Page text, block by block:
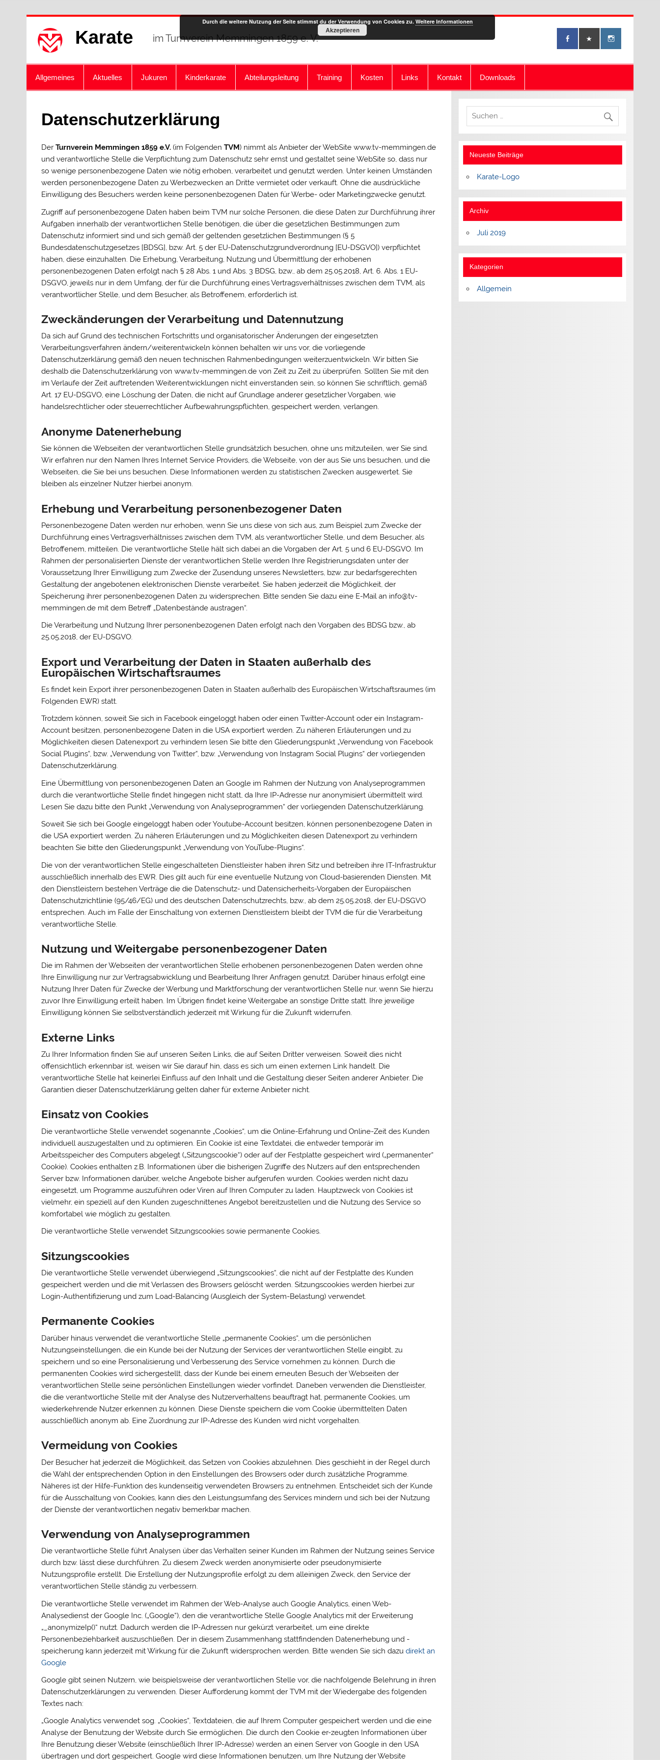
Karate im Turnverein Memmingen 1859 e. V.
Allgemeines Aktuelles Jukuren Kinderkarate Abteilungsleitung Training Kosten Links Kontakt Downloads
Datenschutzerklärung
DerTurnverein Memmingen 1859 e.V. (im FolgendenTVM) nimmt als Anbieter der WebSite www.tv-memmingen.de
und verantwortliche Stelle die Verpflichtung zum Datenschutz sehr ernst und gestaltet seine WebSite so, dass nur
so wenige personenbezogene Daten wie nötig erhoben, verarbeitet und genutzt werden. Unter keinen Umständen
werden personenbezogene Daten zu Werbezwecken an Dritte vermietet oder verkauft. Ohne die ausdrückliche
Einwilligung des Besuchers werden keine personenbezogenen Daten für Werbe- oder Marketingzwecke genutzt.
Zugriff auf personenbezogene Daten haben beim TVM nur solche Personen, die diese Daten zur Durchführung ihrer
Aufgaben innerhalb der verantwortlichen Stelle benötigen, die über die gesetzlichen Bestimmungen zum
Datenschutz informiert sind und sich gemäß der geltenden gesetzlichen Bestimmungen (§ 5
Bundesdatenschutzgesetzes [BDSG], bzw. Art. 5 der EU-Datenschutzgrundverordnung [EU-DSGVO]) verpflichtet
haben, diese einzuhalten. Die Erhebung, Verarbeitung, Nutzung und Übermittlung der erhobenen
personenbezogenen Daten erfolgt nach § 28 Abs. 1 und Abs. 3 BDSG, bzw., ab dem 25.05.2018, Art. 6. Abs. 1 EU-
DSGVO, jeweils nur in dem Umfang, der für die Durchführung eines Vertragsverhältnisses zwischen dem TVM, als
verantwortlicher Stelle, und dem Besucher, als Betroffenem, erforderlich ist.
Zweckänderungen der Verarbeitung und Datennutzung
Da sich auf Grund des technischen Fortschritts und organisatorischer Änderungen der eingesetzten
Verarbeitungsverfahren ändern/weiterentwickeln können behalten wir uns vor, die vorliegende
Datenschutzerklärung gemäß den neuen technischen Rahmenbedingungen weiterzuentwickeln. Wir bitten Sie
deshalb die Datenschutzerklärung von www.tv-memmingen.de von Zeit zu Zeit zu überprüfen. Sollten Sie mit den
im Verlaufe der Zeit auftretenden Weiterentwicklungen nicht einverstanden sein, so können Sie schriftlich, gemäß
Art. 17 EU-DSGVO, eine Löschung der Daten, die nicht auf Grundlage anderer gesetzlicher Vorgaben, wie
handelsrechtlicher oder steuerrechtlicher Aufbewahrungspflichten, gespeichert werden, verlangen.
Anonyme Datenerhebung
Sie können die Webseiten der verantwortlichen Stelle grundsätzlich besuchen, ohne uns mitzuteilen, wer Sie sind.
Wir erfahren nur den Namen Ihres Internet Service Providers, die Webseite, von der aus Sie uns besuchen, und die
Webseiten, die Sie bei uns besuchen. Diese Informationen werden zu statistischen Zwecken ausgewertet. Sie
bleiben als einzelner Nutzer hierbei anonym.
Erhebung und Verarbeitung personenbezogener Daten
Personenbezogene Daten werden nur erhoben, wenn Sie uns diese von sich aus, zum Beispiel zum Zwecke der
Durchführung eines Vertragsverhältnisses zwischen dem TVM, als verantwortlicher Stelle, und dem Besucher, als
Betroffenem, mitteilen. Die verantwortliche Stelle hält sich dabei an die Vorgaben der Art. 5 und 6 EU-DSGVO. Im
Rahmen der personalisierten Dienste der verantwortlichen Stelle werden Ihre Registrierungsdaten unter der
Voraussetzung Ihrer Einwilligung zum Zwecke der Zusendung unseres Newsletters, bzw. zur bedarfsgerechten
Gestaltung der angebotenen elektronischen Dienste verarbeitet. Sie haben jederzeit die Möglichkeit, der
Speicherung ihrer personenbezogenen Daten zu widersprechen. Bitte senden Sie dazu eine E-Mail an info@tv-
memmingen.de mit dem Betreff „Datenbestände austragen“.
Die Verarbeitung und Nutzung Ihrer personenbezogenen Daten erfolgt nach den Vorgaben des BDSG bzw., ab
25.05.2018, der EU-DSGVO.
Export und Verarbeitung der Daten in Staaten außerhalb des
Europäischen Wirtschaftsraumes
Es findet kein Export ihrer personenbezogenen Daten in Staaten außerhalb des Europäischen Wirtschaftsraumes (im
Folgenden EWR) statt.
Trotzdem können, soweit Sie sich in Facebook eingeloggt haben oder einen Twitter-Account oder ein Instagram-
Account besitzen, personenbezogene Daten in die USA exportiert werden. Zu näheren Erläuterungen und zu
Möglichkeiten diesen Datenexport zu verhindern lesen Sie bitte den Gliederungspunkt „Verwendung von Facebook
Social Plugins“, bzw. „Verwendung von Twitter“, bzw. „Verwendung von Instagram Social Plugins“ der vorliegenden
Datenschutzerklärung.
Eine Übermittlung von personenbezogenen Daten an Google im Rahmen der Nutzung von Analyseprogrammen
durch die verantwortliche Stelle findet hingegen nicht statt, da Ihre IP-Adresse nur anonymisiert übermittelt wird.
Lesen Sie dazu bitte den Punkt „Verwendung von Analyseprogrammen“ der vorliegenden Datenschutzerklärung.
Soweit Sie sich bei Google eingeloggt haben oder Youtube-Account besitzen, können personenbezogene Daten in
die USA exportiert werden. Zu näheren Erläuterungen und zu Möglichkeiten diesen Datenexport zu verhindern
beachten Sie bitte den Gliederungspunkt „Verwendung von YouTube-Plugins“.
Die von der verantwortlichen Stelle eingeschalteten Dienstleister haben ihren Sitz und betreiben ihre IT-Infrastruktur
ausschließlich innerhalb des EWR. Dies gilt auch für eine eventuelle Nutzung von Cloud-basierenden Diensten. Mit
den Dienstleistern bestehen Verträge die die Datenschutz- und Datensicherheits-Vorgaben der Europäischen
Datenschutzrichtlinie (95/46/EG) und des deutschen Datenschutzrechts, bzw., ab dem 25.05.2018, der EU-DSGVO
entsprechen. Auch im Falle der Einschaltung von externen Dienstleistern bleibt der TVM die für die Verarbeitung
verantwortliche Stelle.
Nutzung und Weitergabe personenbezogener Daten
Die im Rahmen der Webseiten der verantwortlichen Stelle erhobenen personenbezogenen Daten werden ohne
Ihre Einwilligung nur zur Vertragsabwicklung und Bearbeitung Ihrer Anfragen genutzt. Darüber hinaus erfolgt eine
Nutzung Ihrer Daten für Zwecke der Werbung und Marktforschung der verantwortlichen Stelle nur, wenn Sie hierzu
zuvor Ihre Einwilligung erteilt haben. Im Übrigen findet keine Weitergabe an sonstige Dritte statt. Ihre jeweilige
Einwilligung können Sie selbstverständlich jederzeit mit Wirkung für die Zukunft widerrufen.
Externe Links
Zu Ihrer Information finden Sie auf unseren Seiten Links, die auf Seiten Dritter verweisen. Soweit dies nicht
offensichtlich erkennbar ist, weisen wir Sie darauf hin, dass es sich um einen externen Link handelt. Die
verantwortliche Stelle hat keinerlei Einfluss auf den Inhalt und die Gestaltung dieser Seiten anderer Anbieter. Die
Garantien dieser Datenschutzerklärung gelten daher für externe Anbieter nicht.
Einsatz von Cookies
Die verantwortliche Stelle verwendet sogenannte „Cookies“, um die Online-Erfahrung und Online-Zeit des Kunden
individuell auszugestalten und zu optimieren. Ein Cookie ist eine Textdatei, die entweder temporär im
Arbeitsspeicher des Computers abgelegt („Sitzungscookie“) oder auf der Festplatte gespeichert wird („permanenter“
Cookie). Cookies enthalten z.B. Informationen über die bisherigen Zugriffe des Nutzers auf den entsprechenden
Server bzw. Informationen darüber, welche Angebote bisher aufgerufen wurden. Cookies werden nicht dazu
eingesetzt, um Programme auszuführen oder Viren auf Ihren Computer zu laden. Hauptzweck von Cookies ist
vielmehr, ein speziell auf den Kunden zugeschnittenes Angebot bereitzustellen und die Nutzung des Service so
komfortabel wie möglich zu gestalten.
Die verantwortliche Stelle verwendet Sitzungscookies sowie permanente Cookies.
Sitzungscookies
Die verantwortliche Stelle verwendet überwiegend „Sitzungscookies“, die nicht auf der Festplatte des Kunden
gespeichert werden und die mit Verlassen des Browsers gelöscht werden. Sitzungscookies werden hierbei zur
Login-Authentifizierung und zum Load-Balancing (Ausgleich der System-Belastung) verwendet.
Permanente Cookies
Darüber hinaus verwendet die verantwortliche Stelle „permanente Cookies“, um die persönlichen
Nutzungseinstellungen, die ein Kunde bei der Nutzung der Services der verantwortlichen Stelle eingibt, zu
speichern und so eine Personalisierung und Verbesserung des Service vornehmen zu können. Durch die
permanenten Cookies wird sichergestellt, dass der Kunde bei einem erneuten Besuch der Webseiten der
verantwortlichen Stelle seine persönlichen Einstellungen wieder vorfindet. Daneben verwenden die Dienstleister,
die die verantwortliche Stelle mit der Analyse des Nutzerverhaltens beauftragt hat, permanente Cookies, um
wiederkehrende Nutzer erkennen zu können. Diese Dienste speichern die vom Cookie übermittelten Daten
ausschließlich anonym ab. Eine Zuordnung zur IP-Adresse des Kunden wird nicht vorgehalten.
Vermeidung von Cookies
Der Besucher hat jederzeit die Möglichkeit, das Setzen von Cookies abzulehnen. Dies geschieht in der Regel durch
die Wahl der entsprechenden Option in den Einstellungen des Browsers oder durch zusätzliche Programme.
Näheres ist der Hilfe-Funktion des kundenseitig verwendeten Browsers zu entnehmen. Entscheidet sich der Kunde
für die Ausschaltung von Cookies, kann dies den Leistungsumfang des Services mindern und sich bei der Nutzung
der Dienste der verantwortlichen negativ bemerkbar machen.
Verwendung von Analyseprogrammen
Die verantwortliche Stelle führt Analysen über das Verhalten seiner Kunden im Rahmen der Nutzung seines Service
durch bzw. lässt diese durchführen. Zu diesem Zweck werden anonymisierte oder pseudonymisierte
Nutzungsprofile erstellt. Die Erstellung der Nutzungsprofile erfolgt zu dem alleinigen Zweck, den Service der
verantwortlichen Stelle ständig zu verbessern.
Die verantwortliche Stelle verwendet im Rahmen der Web-Analyse auch Google Analytics, einen Web-
Analysedienst der Google Inc. („Google“), den die verantwortliche Stelle Google Analytics mit der Erweiterung
„_anonymizeIp()“ nutzt. Dadurch werden die IP-Adressen nur gekürzt verarbeitet, um eine direkte
Personenbeziehbarkeit auszuschließen. Der in diesem Zusammenhang stattfindenden Datenerhebung und -
speicherung kann jederzeit mit Wirkung für die Zukunft widersprochen werden. Bitte wenden Sie sich dazudirekt an
Google
Google gibt seinen Nutzern, wie beispielsweise der verantwortlichen Stelle vor, die nachfolgende Belehrung in ihren
Datenschutzerklärungen zu verwenden. Dieser Aufforderung kommt der TVM mit der Wiedergabe des folgenden
Textes nach:
„Google Analytics verwendet sog. „Cookies“, Textdateien, die auf Ihrem Computer gespeichert werden und die eine
Analyse der Benutzung der Website durch Sie ermöglichen. Die durch den Cookie er-zeugten Informationen über
Ihre Benutzung dieser Website (einschließlich Ihrer IP-Adresse) werden an einen Server von Google in den USA
übertragen und dort gespeichert. Google wird diese Informationen benutzen, um Ihre Nutzung der Website
Neueste Beiträge
Karate-Logo
Archiv
Juli 2019
Kategorien
Allgemein
Durch die weitere Nutzung der Seite stimmst du der Verwendung von Cookies zu. Weitere Informationen
Akzeptieren